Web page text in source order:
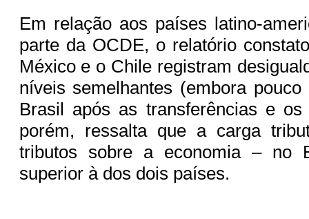
Em relação aos países latino-
parte da OCDE, o relatório
México e o Chile registram
níveis semelhantes (embora
Brasil após as transferências e
porém, ressalta que a carga
tributos sobre a economia – no
superior à dos dois países.